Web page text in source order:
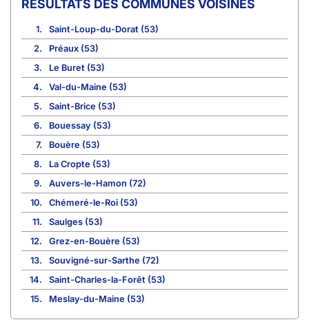
COMMUNES VOISINES
1.
Saint-Loup-du-Dorat (53)
2.
Préaux (53)
3.
Le Buret (53)
4.
Val-du-Maine (53)
5.
Saint-Brice (53)
6.
Bouessay (53)
7.
Bouère (53)
8.
La Cropte (53)
9.
Auvers-le-Hamon (72)
10.
Chémeré-le-Roi (53)
11.
Saulges (53)
12.
Grez-en-Bouère (53)
13.
Souvigné-sur-Sarthe (72)
14.
Saint-Charles-la-Forêt (53)
15.
Meslay-du-Maine (53)